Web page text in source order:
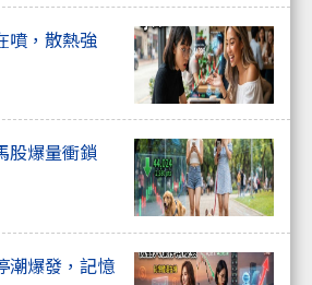
噴，散熱強
股爆量衝鎖
潮爆發，記憶